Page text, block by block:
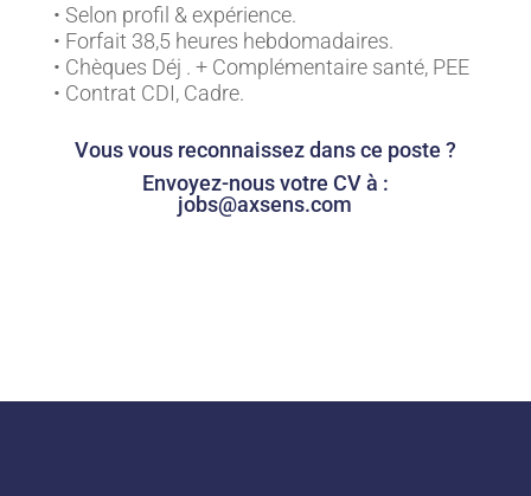
• Selon profil & expérience.
• Forfait 38,5 heures hebdomadaires.
• Chèques Déj . + Complémentaire santé, PEE
• Contrat CDI, Cadre.
Vous vous reconnaissez dans ce poste ?
Envoyez-nous votre CV à :
jobs@axsens.com